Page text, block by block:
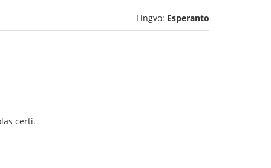
Lingvo: Esperanto
certi.